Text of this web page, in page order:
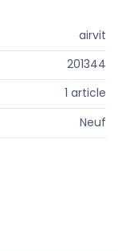
airvit
201344
1 article
Neuf